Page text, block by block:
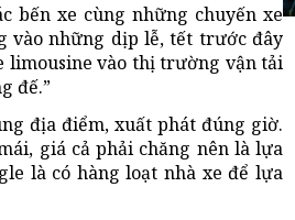
bến xe cùng những chuyến xe
vào những dịp lễ, tết trước đây
limousine vào thị trường vận tải
đế.”
địa điểm, xuất phát đúng giờ.
giá cả phải chăng nên là lựa
là có hàng loạt nhà xe để lựa